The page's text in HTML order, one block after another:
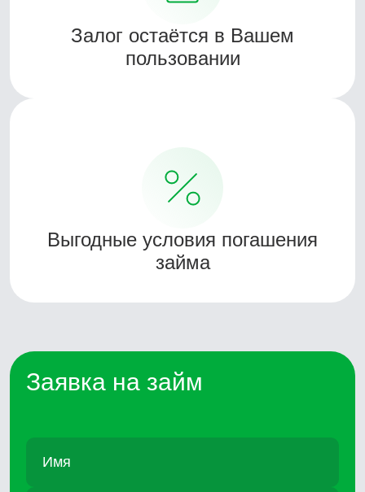
Залог остаётся в Вашем
пользовании
Выгодные условия погашения
займа
Заявка на займ